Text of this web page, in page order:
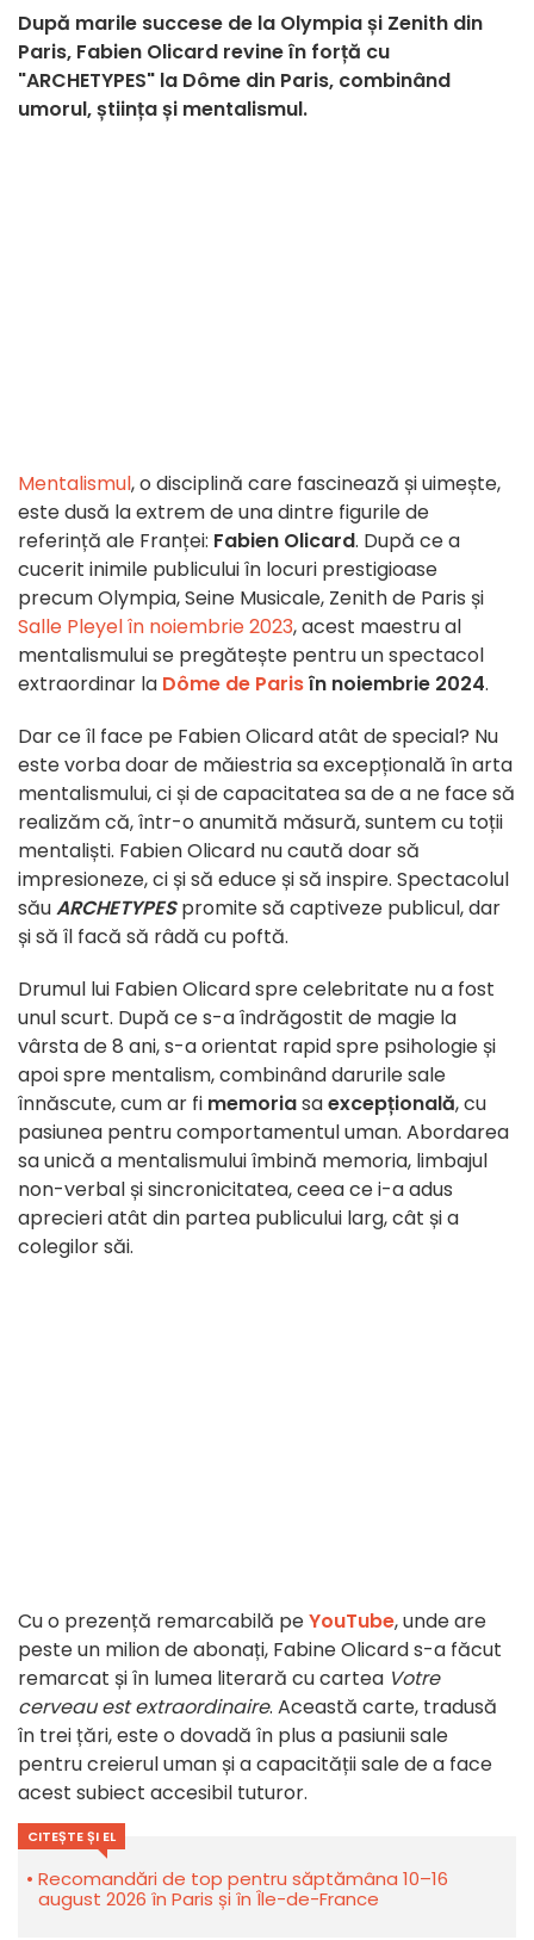
După marile succese de la Olympia și Zenith din
Paris, Fabien Olicard revine în forță cu
"ARCHETYPES" la Dôme din Paris, combinând
umorul, știința și mentalismul.
Mentalismul, o disciplină care fascinează și uimește,
este dusă la extrem de una dintre figurile de
referință ale Franței: Fabien Olicard. După ce a
cucerit inimile publicului în locuri prestigioase
precum Olympia, Seine Musicale, Zenith de Paris și
Salle Pleyel în noiembrie 2023, acest maestru al
mentalismului se pregătește pentru un spectacol
extraordinar la Dôme de Parisîn noiembrie 2024.
Dar ce îl face pe Fabien Olicard atât de special? Nu
este vorba doar de măiestria sa excepțională în arta
mentalismului, ci și de capacitatea sa de a ne face să
realizăm că, într-o anumită măsură, suntem cu toții
mentaliști. Fabien Olicard nu caută doar să
impresioneze, ci și să educe și să inspire. Spectacolul
săuARCHETYPESpromite să captiveze publicul, dar
și să îl facă să râdă cu poftă.
Drumul lui Fabien Olicard spre celebritate nu a fost
unul scurt. După ce s-a îndrăgostit de magie la
vârsta de 8 ani, s-a orientat rapid spre psihologie și
apoi spre mentalism, combinând darurile sale
înnăscute, cum ar fi memoriasaexcepțională, cu
pasiunea pentru comportamentul uman. Abordarea
sa unică a mentalismului îmbină memoria, limbajul
non-verbal și sincronicitatea, ceea ce i-a adus
aprecieri atât din partea publicului larg, cât și a
colegilor săi.
Cu o prezență remarcabilă peYouTube, unde are
peste un milion de abonați, Fabine Olicard s-a făcut
remarcat și în lumea literară cu cartea Votre
cerveau est extraordinaire. Această carte, tradusă
în trei țări, este o dovadă în plus a pasiunii sale
pentru creierul uman și a capacității sale de a face
acest subiect accesibil tuturor.
CITEȘTE ȘI EL
Recomandări de top pentru săptămâna 10–16
august 2026 în Paris și în Île-de-France